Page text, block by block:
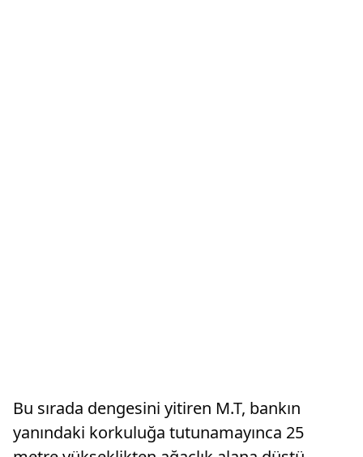
Bu sırada dengesini yitiren M.T, bankın
yanındaki korkuluğa tutunamayınca 25